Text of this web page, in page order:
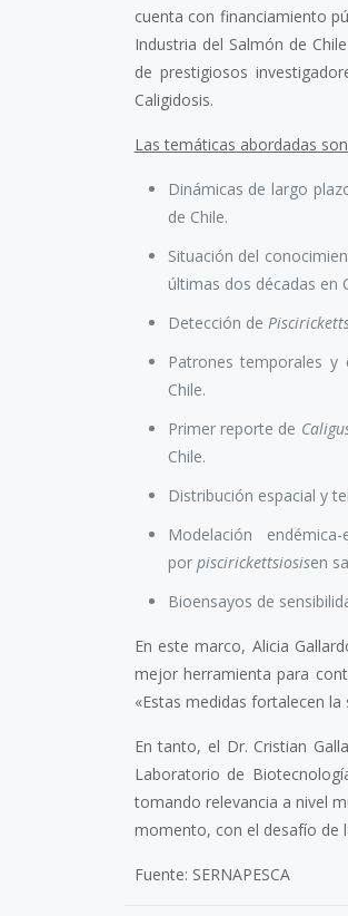
cuenta con financiamiento
Industria del Salmón de
de prestigiosos
Caligidosis.
Las temáticas abordadas
Dinámicas de largo
de Chile.
Situación del
últimas dos décadas en
Detección de
Patrones temporales y
Chile.
Primer reporte de
Chile.
Distribución espacial y
Modelación
por piscirickettsiosisen
Bioensayos de
En este marco, Alicia
mejor herramienta para
«Estas medidas fortalecen la
En tanto, el Dr. Cristian
Laboratorio de
tomando relevancia a nivel
momento, con el desafío de
Fuente: SERNAPESCA